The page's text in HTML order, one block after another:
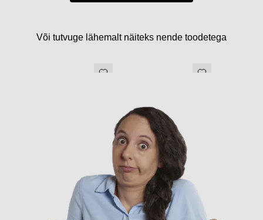
Või tutvuge lähemalt näiteks nende toodetega